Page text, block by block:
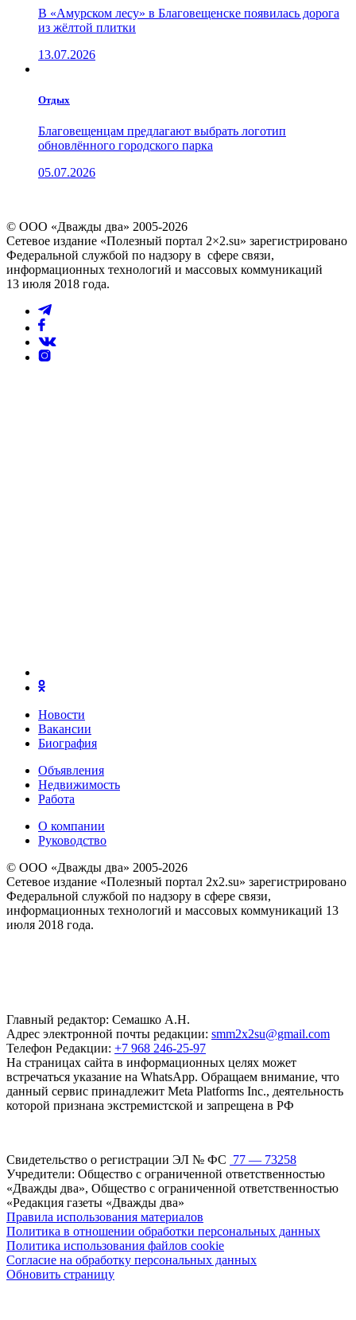
В «Амурском лесу» в Благовещенске появилась дорога
из жёлтой плитки
13.07.2026
Отдых
Благовещенцам предлагают выбрать логотип
обновлённого городского парка
05.07.2026
© ООО «Дважды два» 2005-2026
Сетевое издание «Полезный портал 2×2.su» зарегистрировано
Федеральной службой по надзору в сфере связи,
информационных технологий и массовых коммуникаций
13 июля 2018 года.
Новости
Вакансии
Биография
Объявления
Недвижимость
Работа
О компании
Руководство
© ООО «Дважды два» 2005-2026
Сетевое издание «Полезный портал 2x2.su» зарегистрировано
Федеральной службой по надзору в сфере связи,
информационных технологий и массовых коммуникаций 13
июля 2018 года.
Главный редактор: Семашко А.Н.
Адрес электронной почты редакции: smm2x2su@gmail.com
Телефон Редакции: +7 968 246-25-97
На страницах сайта в информационных целях может
встречаться указание на WhatsApp. Обращаем внимание, что
данный сервис принадлежит Meta Platforms Inc., деятельность
которой признана экстремистской и запрещена в РФ
Свидетельство о регистрации ЭЛ № ФС 77 — 73258
Учредители: Общество с ограниченной ответственностью
«Дважды два», Общество с ограниченной ответственностью
«Редакция газеты «Дважды два»
Правила использования материалов
Политика в отношении обработки персональных данных
Политика использования файлов cookie
Согласие на обработку персональных данных
Обновить страницу